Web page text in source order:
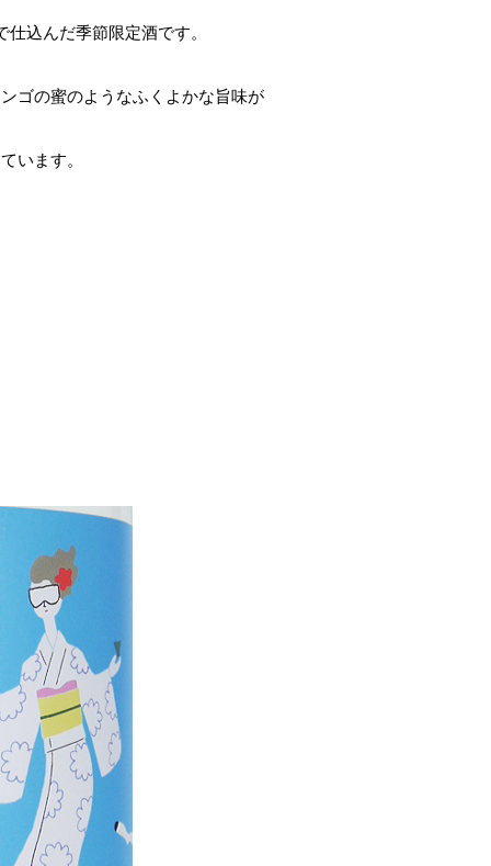
込んだ季節限定酒です。
ゴの蜜のようなふくよかな旨味が
います。